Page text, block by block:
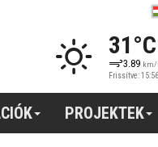
31°C
3.89 km/
Frissítve: 15:56
PROJEKTEK